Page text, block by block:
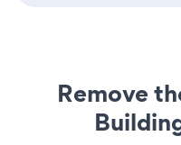
Remove